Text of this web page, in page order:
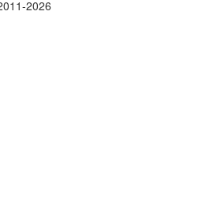
2026